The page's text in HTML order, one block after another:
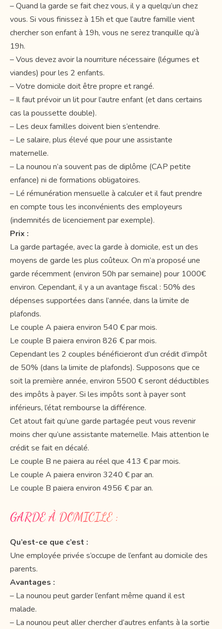
– Quand la garde se fait chez vous, il y a quelqu’un chez
vous. Si vous finissez à 15h et que l’autre famille vient
chercher son enfant à 19h, vous ne serez tranquille qu’à
19h.
– Vous devez avoir la nourriture nécessaire (légumes et
viandes) pour les 2 enfants.
– Votre domicile doit être propre et rangé.
– Il faut prévoir un lit pour l’autre enfant (et dans certains
cas la poussette double).
– Les deux familles doivent bien s’entendre.
– Le salaire, plus élevé que pour une assistante
maternelle.
– La nounou n’a souvent pas de diplôme (CAP petite
enfance) ni de formations obligatoires.
– Lé rémunération mensuelle à calculer et il faut prendre
en compte tous les inconvénients des employeurs
(indemnités de licenciement par exemple).
Prix :
La garde partagée, avec la garde à domicile, est un des
moyens de garde les plus coûteux. On m’a proposé une
garde récemment (environ 50h par semaine) pour 1000€
environ. Cependant, il y a un avantage fiscal : 50% des
dépenses supportées dans l’année, dans la limite de
plafonds.
Le couple A paiera environ 540 € par mois.
Le couple B paiera environ 826 € par mois.
Cependant les 2 couples bénéficieront d’un crédit d’impôt
de 50% (dans la limite de plafonds). Supposons que ce
soit la première année, environ 5500 € seront déductibles
des impôts à payer. Si les impôts sont à payer sont
inférieurs, l’état rembourse la différence.
Cet atout fait qu’une garde partagée peut vous revenir
moins cher qu’une assistante maternelle. Mais attention le
crédit se fait en décalé.
Le couple B ne paiera au réel que 413 € par mois.
Le couple A paiera environ 3240 € par an.
Le couple B paiera environ 4956 € par an.
GARDE À DOMICILE :
Qu’est-ce que c’est :
Une employée privée s’occupe de l’enfant au domicile des
parents.
Avantages :
– La nounou peut garder l’enfant même quand il est
malade.
– La nounou peut aller chercher d’autres enfants à la sortie